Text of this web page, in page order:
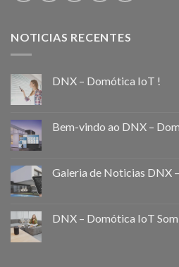
NOTICIAS RECENTES
DNX – Domótica IoT !
Bem-vindo ao DNX –
Galeria de Noticias DNX
DNX – Domótica IoT